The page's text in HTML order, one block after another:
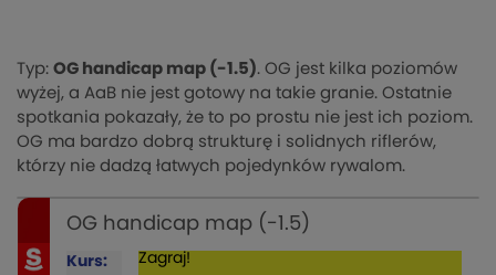
Typ: OG handicap map (-1.5). OG jest kilka poziomów
wyżej, a AaB nie jest gotowy na takie granie. Ostatnie
spotkania pokazały, że to po prostu nie jest ich poziom.
OG ma bardzo dobrą strukturę i solidnych riflerów,
którzy nie dadzą łatwych pojedynków rywalom.
OG handicap map (-1.5)
Kurs:
Zagraj!